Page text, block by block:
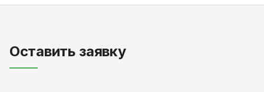
Оставить заявку